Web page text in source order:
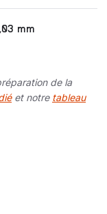
mm
de la
et notre tableau